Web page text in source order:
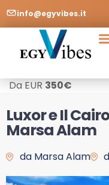
info@egyvibes.it
Da EUR 350€
Luxor e Il
Marsa Alam
da Marsa Alam